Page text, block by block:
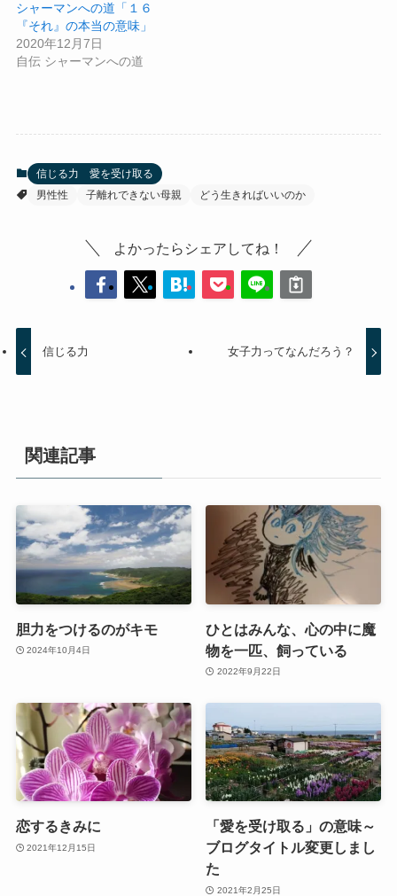
シャーマンへの道「１６
『それ』の本当の意味」
2020年12月7日
自伝 シャーマンへの道
信じる力 愛を受け取る
男性性
子離れできない母親 どう生きればいいのか
よかったらシェアしてね！
信じる力 女子力ってなんだろう？
関連記事
胆力をつけるのがキモ
2024年10月4日
ひとはみんな、心の中に魔
物を一匹、飼っている
2022年9月22日
恋するきみに
2021年12月15日
「愛を受け取る」の意味～
ブログタイトル変更しまし
た
2021年2月25日